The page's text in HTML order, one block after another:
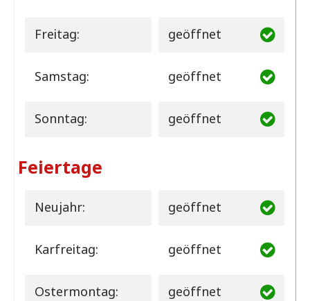
Freitag: geöffnet
Samstag: geöffnet
Sonntag: geöffnet
Feiertage
Neujahr: geöffnet
Karfreitag: geöffnet
Ostermontag: geöffnet